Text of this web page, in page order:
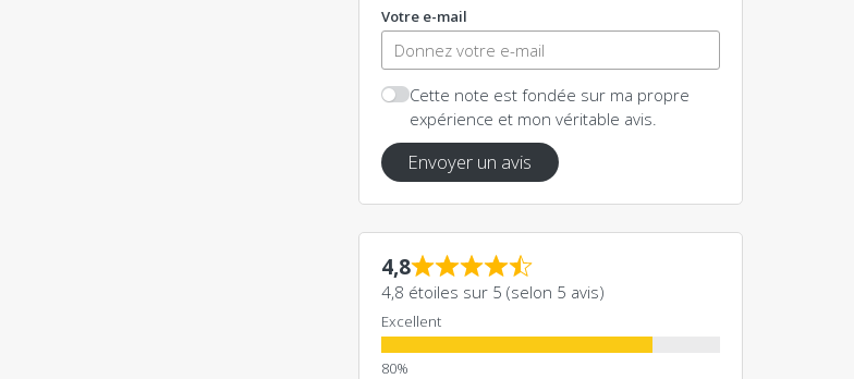
Votre e-mail
Cette note est fondée sur ma propre
expérience et mon véritable avis.
Envoyer un avis
4,8
4,8 étoiles sur 5 (selon 5 avis)
Excellent